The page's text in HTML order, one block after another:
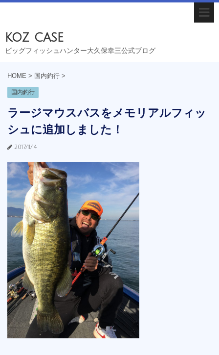
koz case
ビッグフィッシュハンター大久保幸三公式ブログ
HOME > 国内釣行 >
国内釣行
ラージマウスバスをメモリアルフィッ
シュに追加しました！
2017/11/14